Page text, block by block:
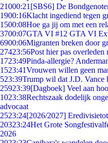
21000:21 [SBS6] De
1900:16Klacht ingediend tegen
1500:08Hoe ga jij om met een
3700:07GTA VI #12 GTA VI
6900:06Migranten breken door
27423:56Post hier pas overleden
1723:49Pinda-allergie?
1523:41Vrouwen willen geen
523:39Trump wil dat J.D. Vance
25923:39[Dagboek] Veel aan
1023:38Rechtszaak dodelijk
advocaat
2523:24[2026/2027]
20323:24Het Grote
2026